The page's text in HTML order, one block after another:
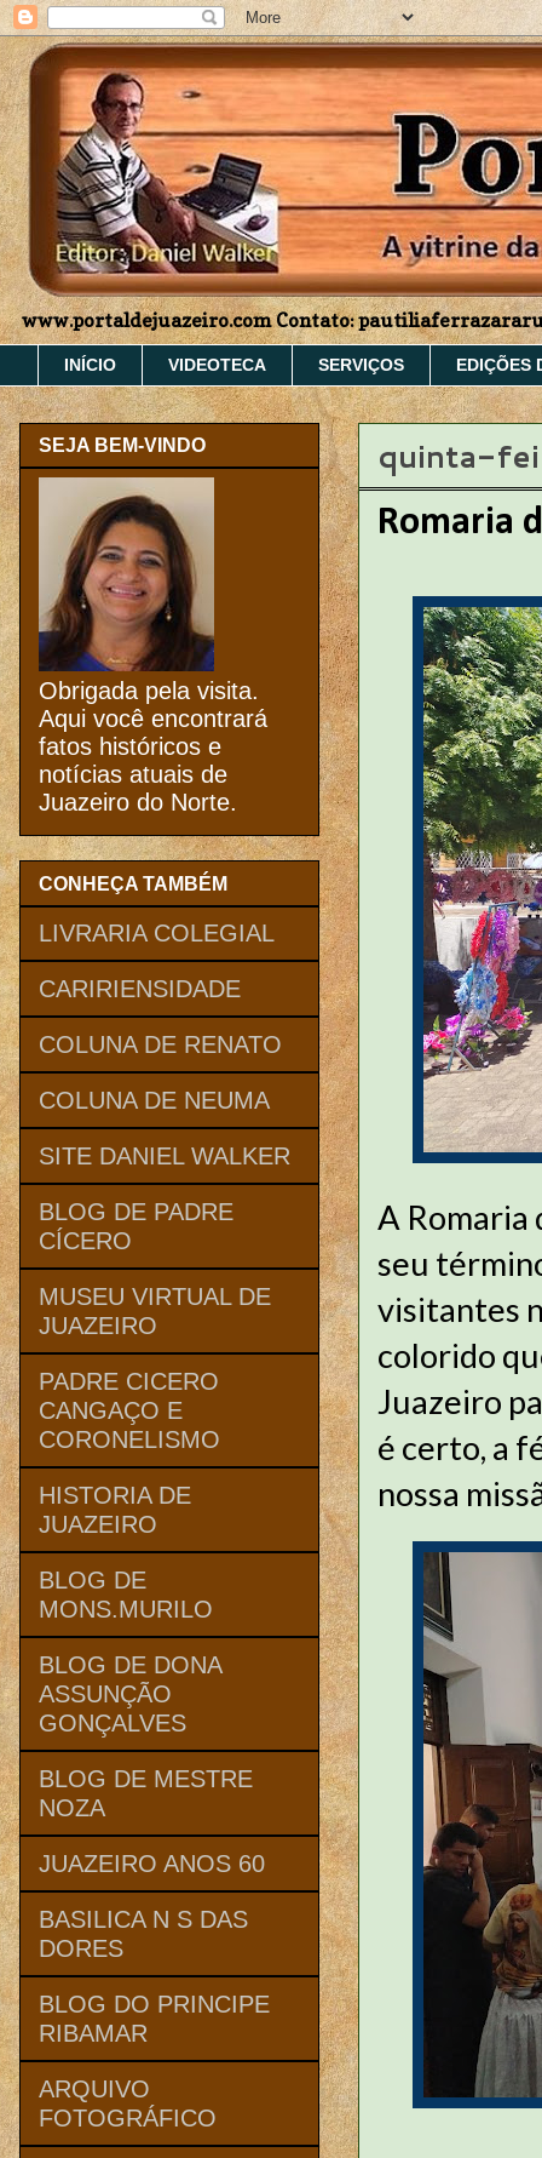
www.portaldejuazeiro.com Contato:
INÍCIO VIDEOTECA SERVIÇOS EDIÇÕES
quinta-
Romaria
A Romaria
seu
visitantes
colorido
Juazeiro
é certo, a
nossa
SEJA BEM-VINDO
Obrigada pela visita.
Aqui você encontrará
fatos históricos e
notícias atuais de
Juazeiro do Norte.
CONHEÇA TAMBÉM
LIVRARIA COLEGIAL
CARIRIENSIDADE
COLUNA DE RENATO
COLUNA DE NEUMA
SITE DANIEL WALKER
BLOG DE PADRE
CÍCERO
MUSEU VIRTUAL DE
JUAZEIRO
PADRE CICERO
CANGAÇO E
CORONELISMO
HISTORIA DE
JUAZEIRO
BLOG DE
MONS.MURILO
BLOG DE DONA
ASSUNÇÃO
GONÇALVES
BLOG DE MESTRE
NOZA
JUAZEIRO ANOS 60
BASILICA N S DAS
DORES
BLOG DO PRINCIPE
RIBAMAR
ARQUIVO
FOTOGRÁFICO